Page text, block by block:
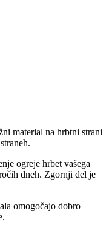
material na hrbtni strani
ogreje hrbet vašega
dneh. Zgornji del je
omogočajo dobro